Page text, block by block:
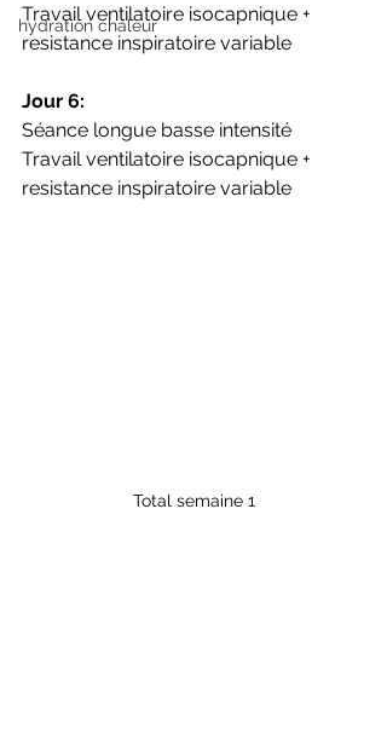
hydration chaleur
Travail ventilatoire isocapnique +
resistance inspiratoire variable
Jour 6:
Séance longue basse intensité
Travail ventilatoire isocapnique +
resistance inspiratoire variable
Total semaine 1